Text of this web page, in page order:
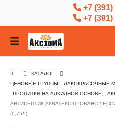
+7
+7
КАТАЛОГ
ЦЕНОВЫЕ ГРУППЫ
ЛАКОКРАСОЧНЫЕ
ПРОПИТКИ НА АЛКИДНОЙ ОСНОВЕ
АНТИСЕПТИК АКВАТЕКС ПРОВАНС
(0,75Л)